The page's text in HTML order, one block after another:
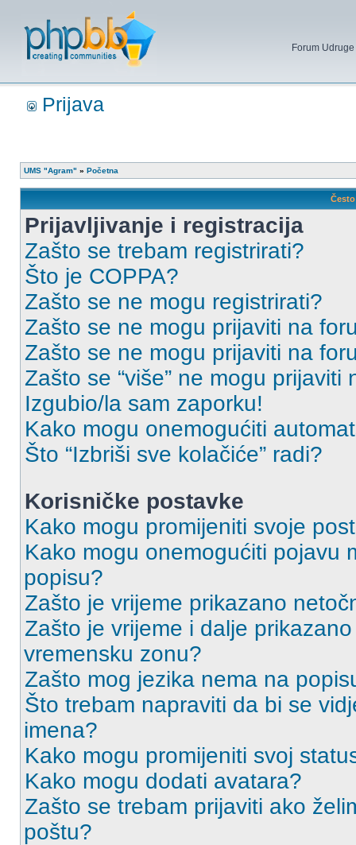
Forum
Prijava
UMS "Agram" » Početna
Prijavljivanje i registracija
Zašto se trebam registrirati?
Što je COPPA?
Zašto se ne mogu registrirati?
Zašto se ne mogu prijaviti na
Zašto se ne mogu prijaviti na
Zašto se “više” ne mogu prijaviti
Izgubio/la sam zaporku!
Kako mogu onemogućiti
Što “Izbriši sve kolačiće” radi?
Korisničke postavke
Kako mogu promijeniti svoje
Kako mogu onemogućiti pojavu
popisu?
Zašto je vrijeme prikazano
Zašto je vrijeme i dalje
vremensku zonu?
Zašto mog jezika nema na
Što trebam napraviti da bi se
imena?
Kako mogu promijeniti svoj
Kako mogu dodati avatara?
Zašto se trebam prijaviti ako
poštu?